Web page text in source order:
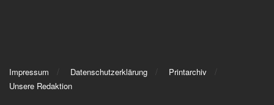
Impressum Datenschutzerklärung
Printarchiv
Unsere Redaktion